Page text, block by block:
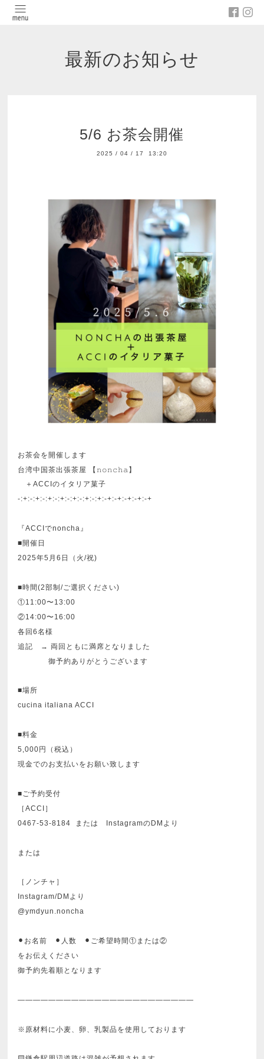
最新のお知らせ
5/6 お茶会開催
2025 / 04 / 17 13:20
お茶会を開催します
台湾中国茶出張茶屋 【𝚗𝚘𝚗𝚌𝚑𝚊】
＋ACCIのイタリア菓子
-:+:-:+:-:+:-:+:-:+:-:+:-:+:-+:-+:-+:-+:-+
『ACCIでnoncha』
■開催日
2025年5月6日（火/祝)
■時間(2部制/ご選択ください)
①11:00〜13:00
②14:00〜16:00
各回6名様
追記 → 両回ともに満席となりました
御予約ありがとうございます
■場所
cucina italiana ACCI
■料金
5,000円（税込）
現金でのお支払いをお願い致します
■ご予約受付
［ACCI］
0467-53-8184 または InstagramのDMより
または
［ノンチャ］
Instagram/DMより
@ymdyun.noncha
⚫︎お名前 ⚫︎人数 ⚫︎ご希望時間①または②
をお伝えください
御予約先着順となります
———————————————————————
※原材料に小麦、卵、乳製品を使用しております